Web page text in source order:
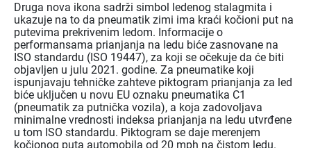
Druga nova ikona sadrži simbol ledenog stalagmita i
ukazuje na to da pneumatik zimi ima kraći kočioni put na
putevima prekrivenim ledom. Informacije o
performansama prianjanja na ledu biće zasnovane na
ISO standardu (ISO 19447), za koji se očekuje da će biti
objavljen u julu 2021. godine. Za pneumatike koji
ispunjavaju tehničke zahteve piktogram prianjanja za led
biće uključen u novu EU oznaku pneumatika C1
(pneumatik za putnička vozila), a koja zadovoljava
minimalne vrednosti indeksa prianjanja na ledu utvrđene
u tom ISO standardu. Piktogram se daje merenjem
kočionog puta automobila od 20 mph na čistom ledu.